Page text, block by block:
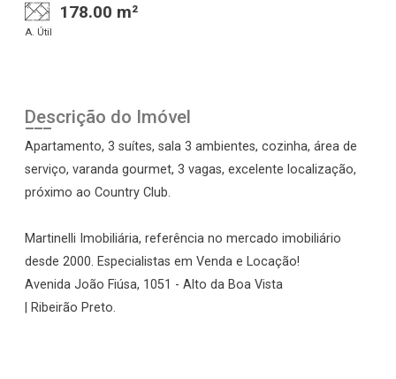
178.00 m²
A. Útil
Descrição do Imóvel
Apartamento, 3 suítes, sala 3 ambientes, cozinha, área de
serviço, varanda gourmet, 3 vagas, excelente localização,
próximo ao Country Club.
Martinelli Imobiliária, referência no mercado imobiliário
desde 2000. Especialistas em Venda e Locação!
Avenida João Fiúsa, 1051 - Alto da Boa Vista
| Ribeirão Preto.